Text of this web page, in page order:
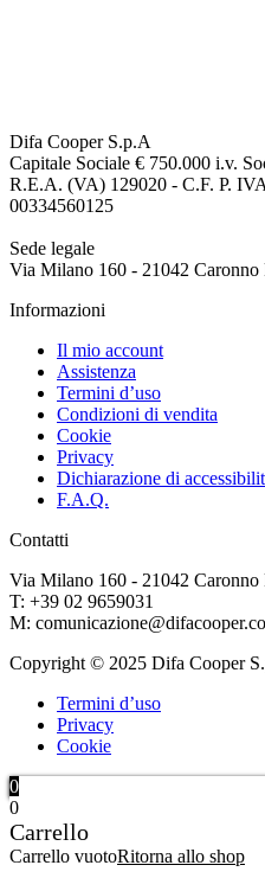
Difa Cooper S.p.A
Capitale Sociale € 750.000 i.v.
R.E.A. (VA) 129020 - C.F. P.
00334560125
Sede legale
Via Milano 160 - 21042 Caronno
Informazioni
Il mio account
Assistenza
Termini d’uso
Condizioni di vendita
Cookie
Privacy
Dichiarazione di
F.A.Q.
Contatti
Via Milano 160 - 21042 Caronno
T: +39 02 9659031
M:
Copyright © 2025 Difa Cooper
Termini d’uso
Privacy
Cookie
0
0
Carrello
Carrello vuotoRitorna allo shop